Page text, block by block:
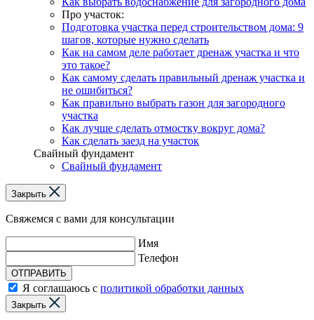
Про участок:
Подготовка участка перед строительством дома: 9
шагов, которые нужно сделать
Как на самом деле работает дренаж участка и что
это такое?
Как самому сделать правильный дренаж участка и
не ошибиться?
Как правильно выбрать газон для загородного
участка
Как лучше сделать отмостку вокруг дома?
Как сделать заезд на участок
Свайный фундамент
Свайный фундамент
Закрыть
Свяжемся с вами для консультации
Имя
Телефон
ОТПРАВИТЬ
Я соглашаюсь с политикой обработки данных
Закрыть